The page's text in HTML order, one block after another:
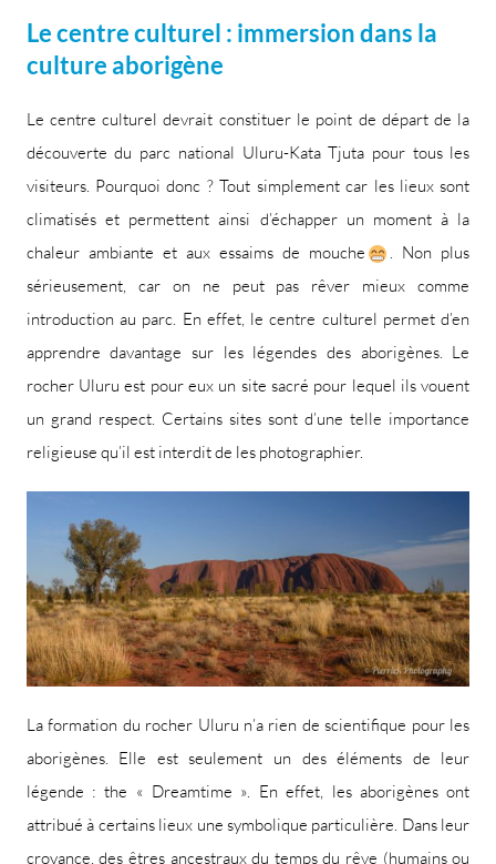
Le centre culturel : immersion dans la
culture aborigène
Le centre culturel devrait constituer le point de départ de la
découverte du parc national Uluru-Kata Tjuta pour tous les
visiteurs. Pourquoi donc ? Tout simplement car les lieux sont
climatisés et permettent ainsi d’échapper un moment à la
chaleur ambiante et aux essaims de mouche
. Non plus
sérieusement, car on ne peut pas rêver mieux comme
introduction au parc. En effet, le centre culturel permet d’en
apprendre davantage sur les légendes des aborigènes. Le
rocher Uluru est pour eux un site sacré pour lequel ils vouent
un grand respect. Certains sites sont d’une telle importance
religieuse qu’il est interdit de les photographier.
La formation du rocher Uluru n’a rien de scientifique pour les
aborigènes. Elle est seulement un des éléments de leur
légende : the « Dreamtime ». En effet, les aborigènes ont
attribué à certains lieux une symbolique particulière. Dans leur
croyance, des êtres ancestraux du temps du rêve (humains ou